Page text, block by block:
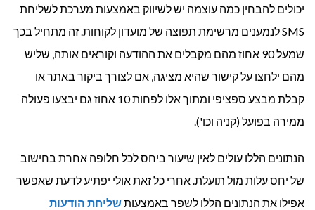
יכולים להבחין כמה עוצמה יש לשיווק באמצעות מערכת לשליחת
SMS לנמענים מרשימת תפוצה של מועדון לקוחות. זה מתחיל בכך
שמעל 90 אחוז מהם מקבלים את ההודעה וקוראים אותה, שליש
מהם ילחצו על קישור שהיא מציגה, אם לצורך ביקור באתר או
קבלת מבצע ספציפי ומתוך אלו לפחות 10 אחוז גם יבצעו פעולה
ממירה בפועל (קניה וכו').
הנתונים הללו עולים לאין שיעור ביחס לכל חלופה אחרת בחישוב
של יחס עלות מול תועלת. אחרי כל זאת אולי יפתיע לדעת שאפשר
אפילו את הנתונים הללו לשפר באמצעותשליחת הודעות